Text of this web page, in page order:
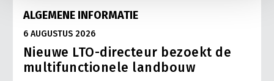
ALGEMENE INFORMATIE
6 AUGUSTUS 2026
Nieuwe LTO-directeur bezoekt de
multifunctionele landbouw